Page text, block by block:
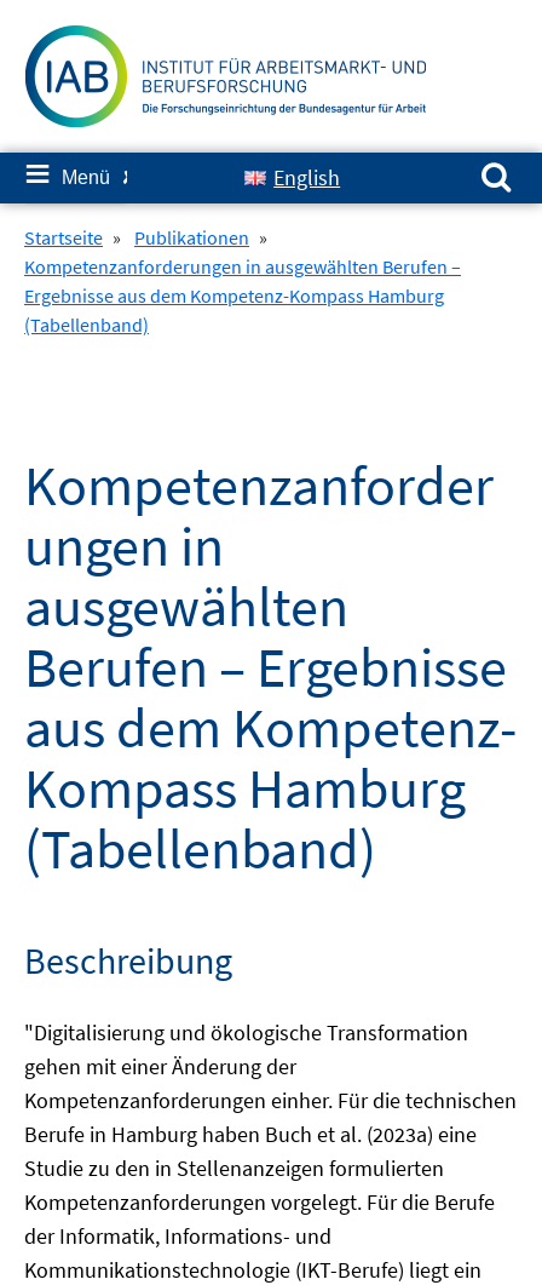
zum
Inhalt
≡ Menü ✘ English
Suchen nach:
Startseite » Publikationen »
Kompetenzanforderungen in ausgewählten Berufen –
Ergebnisse aus dem Kompetenz-Kompass Hamburg
(Tabellenband)
Kompetenzanforder
ungen in
ausgewählten
Berufen – Ergebnisse
aus dem Kompetenz-
Kompass Hamburg
(Tabellenband)
Beschreibung
"Digitalisierung und ökologische Transformation
gehen mit einer Änderung der
Kompetenzanforderungen einher. Für die technischen
Berufe in Hamburg haben Buch et al. (2023a) eine
Studie zu den in Stellenanzeigen formulierten
Kompetenzanforderungen vorgelegt. Für die Berufe
der Informatik, Informations- und
Kommunikationstechnologie (IKT-Berufe) liegt ein